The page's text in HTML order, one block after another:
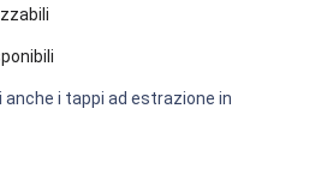
anche i tappi ad estrazione in